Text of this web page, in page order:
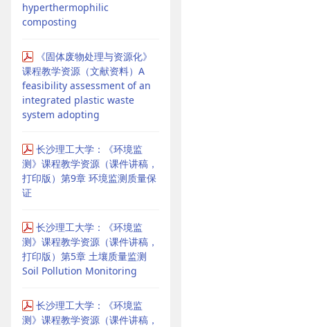
hyperthermophilic
composting
《固体废物处理与资源化》
课程教学资源（文献资料）A
feasibility assessment of an
integrated plastic waste
system adopting
长沙理工大学：《环境监
测》课程教学资源（课件讲稿，
打印版）第9章 环境监测质量保
证
长沙理工大学：《环境监
测》课程教学资源（课件讲稿，
打印版）第5章 土壤质量监测
Soil Pollution Monitoring
长沙理工大学：《环境监
测》课程教学资源（课件讲稿，